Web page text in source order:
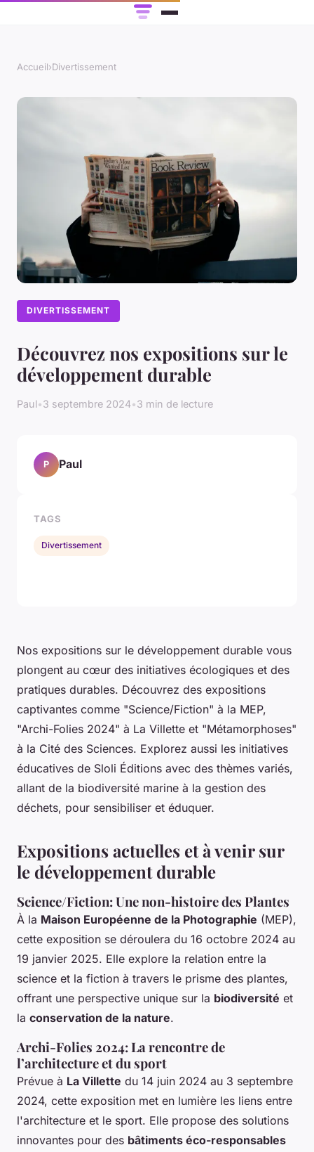
Accueil›Divertissement
DIVERTISSEMENT
Découvrez nos expositions sur le
développement durable
Paul•3 septembre 2024•3 min de lecture
Nos expositions sur le développement durable vous
plongent au cœur des initiatives écologiques et des
pratiques durables. Découvrez des expositions
captivantes comme "Science/Fiction" à la MEP,
"Archi-Folies 2024" à La Villette et "Métamorphoses"
à la Cité des Sciences. Explorez aussi les initiatives
éducatives de Sloli Éditions avec des thèmes variés,
allant de la biodiversité marine à la gestion des
déchets, pour sensibiliser et éduquer.
Expositions actuelles et à venir sur
le développement durable
Science/Fiction: Une non-histoire des Plantes
À la Maison Européenne de la Photographie (MEP),
cette exposition se déroulera du 16 octobre 2024 au
19 janvier 2025. Elle explore la relation entre la
science et la fiction à travers le prisme des plantes,
offrant une perspective unique sur la biodiversité et
la conservation de la nature.
Archi-Folies 2024: La rencontre de
l’architecture et du sport
Prévue à La Villette du 14 juin 2024 au 3 septembre
2024, cette exposition met en lumière les liens entre
l'architecture et le sport. Elle propose des solutions
innovantes pour des bâtiments éco-responsables
P Paul
TAGS
Divertissement